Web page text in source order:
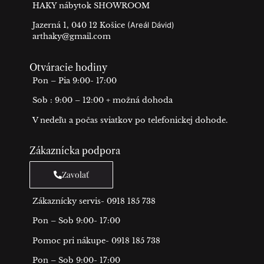
HAKY nábytok SHOWROOM
Jazerná 1, 040 12 Košice (Areál Dávid)
arthaky@gmail.com
Otváracie hodiny
Pon – Pia 9:00- 17:00
Sob : 9:00 – 12:00 + možná dohoda
V nedeľu a počas sviatkov po telefonickej dohode.
Zákaznícka podpora
Zavolať
Zákaznícky servis- 0918 185 738
Pon – Sob 9:00- 17:00
Pomoc pri nákupe- 0918 185 738
Pon – Sob 9:00- 17:00